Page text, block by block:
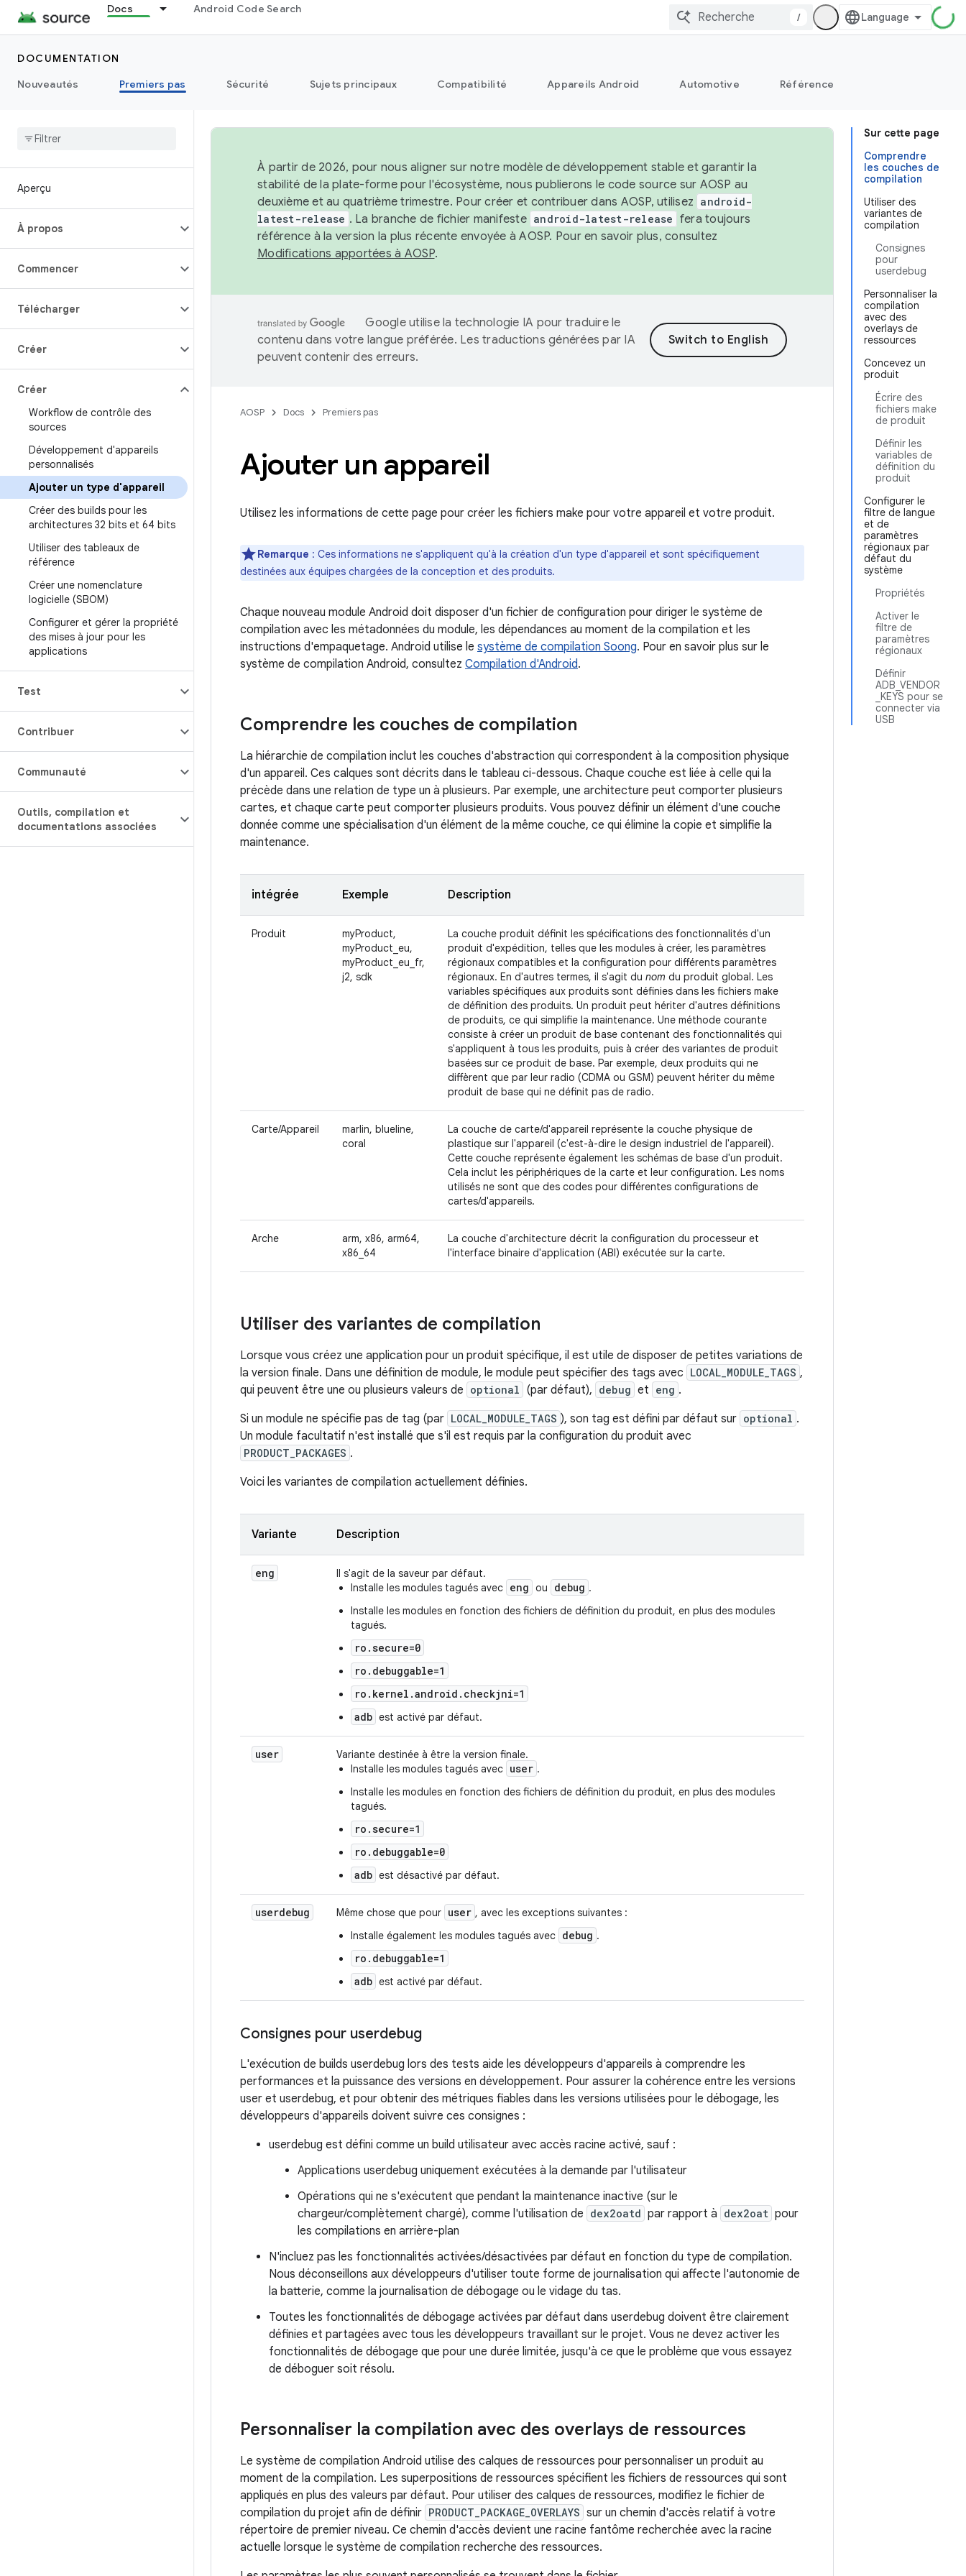
Docs Android Code Search
/
DOCUMENTATION
Nouveautés
Premiers pas Sécurité Sujets principaux Compatibilité Appareils Android Automotive Référence
Aperçu
À propos
Commencer
Télécharger
Créer
Créer
Workflow de contrôle des
sources
Développement d'appareils
personnalisés
Ajouter un type d'appareil
Créer des builds pour les
architectures 32 bits et 64 bits
Utiliser des tableaux de
référence
Créer une nomenclature
logicielle (SBOM)
Configurer et gérer la propriété
des mises à jour pour les
applications
Test
Contribuer
Communauté
Outils, compilation et
documentations associées
Sur cette page
Comprendre
les couches de
compilation
Utiliser des
variantes de
compilation
Consignes
pour
userdebug
Personnaliser la
compilation
avec des
overlays de
ressources
Concevez un
produit
Écrire des
fichiers make
de produit
Définir les
variables de
définition du
produit
Configurer le
filtre de langue
et de
paramètres
régionaux par
défaut du
système
Propriétés
Activer le
filtre de
paramètres
régionaux
Définir
ADB_VENDOR
_KEYS pour se
connecter via
USB
À partir de 2026, pour nous aligner sur notre modèle de développement stable et garantir la
stabilité de la plate-forme pour l'écosystème, nous publierons le code source sur AOSP au
deuxième et au quatrième trimestre. Pour créer et contribuer dans AOSP, utilisez android-
latest-release . La branche de fichier manifeste android-latest-release fera toujours
référence à la version la plus récente envoyée à AOSP. Pour en savoir plus, consultez
Modifications apportées à AOSP.
Google utilise la technologie IA pour traduire le
contenu dans votre langue préférée. Les traductions générées par IA
peuvent contenir des erreurs.
AOSP Docs Premiers pas
Ajouter un appareil
Utilisez les informations de cette page pour créer les fichiers make pour votre appareil et votre produit.
Remarque : Ces informations ne s'appliquent qu'à la création d'un type d'appareil et sont spécifiquement
destinées aux équipes chargées de la conception et des produits.
Chaque nouveau module Android doit disposer d'un fichier de configuration pour diriger le système de
compilation avec les métadonnées du module, les dépendances au moment de la compilation et les
instructions d'empaquetage. Android utilise le système de compilation Soong. Pour en savoir plus sur le
système de compilation Android, consultez Compilation d'Android.
Comprendre les couches de compilation
La hiérarchie de compilation inclut les couches d'abstraction qui correspondent à la composition physique
d'un appareil. Ces calques sont décrits dans le tableau ci-dessous. Chaque couche est liée à celle qui la
précède dans une relation de type un à plusieurs. Par exemple, une architecture peut comporter plusieurs
cartes, et chaque carte peut comporter plusieurs produits. Vous pouvez définir un élément d'une couche
donnée comme une spécialisation d'un élément de la même couche, ce qui élimine la copie et simplifie la
maintenance.
intégrée Exemple Description
Produit
myProduct,
myProduct_eu,
myProduct_eu_fr,
j2, sdk
La couche produit définit les spécifications des fonctionnalités d'un
produit d'expédition, telles que les modules à créer, les paramètres
régionaux compatibles et la configuration pour différents paramètres
régionaux. En d'autres termes, il s'agit du nom du produit global. Les
variables spécifiques aux produits sont définies dans les fichiers make
de définition des produits. Un produit peut hériter d'autres définitions
de produits, ce qui simplifie la maintenance. Une méthode courante
consiste à créer un produit de base contenant des fonctionnalités qui
s'appliquent à tous les produits, puis à créer des variantes de produit
basées sur ce produit de base. Par exemple, deux produits qui ne
diffèrent que par leur radio (CDMA ou GSM) peuvent hériter du même
produit de base qui ne définit pas de radio.
Carte/Appareil
marlin, blueline,
coral
La couche de carte/d'appareil représente la couche physique de
plastique sur l'appareil (c'est-à-dire le design industriel de l'appareil).
Cette couche représente également les schémas de base d'un produit.
Cela inclut les périphériques de la carte et leur configuration. Les noms
utilisés ne sont que des codes pour différentes configurations de
cartes/d'appareils.
Arche
arm, x86, arm64,
x86_64
La couche d'architecture décrit la configuration du processeur et
l'interface binaire d'application (ABI) exécutée sur la carte.
Utiliser des variantes de compilation
Lorsque vous créez une application pour un produit spécifique, il est utile de disposer de petites variations de
la version finale. Dans une définition de module, le module peut spécifier des tags avec LOCAL_MODULE_TAGS ,
qui peuvent être une ou plusieurs valeurs de optional (par défaut), debug et eng .
Si un module ne spécifie pas de tag (par LOCAL_MODULE_TAGS ), son tag est défini par défaut sur optional .
Un module facultatif n'est installé que s'il est requis par la configuration du produit avec
PRODUCT_PACKAGES .
Voici les variantes de compilation actuellement définies.
Variante Description
eng
Il s'agit de la saveur par défaut.
Installe les modules tagués avec eng ou debug .
Installe les modules en fonction des fichiers de définition du produit, en plus des modules
tagués.
ro.secure=0
ro.debuggable=1
ro.kernel.android.checkjni=1
adb est activé par défaut.
user
Variante destinée à être la version finale.
Installe les modules tagués avec user .
Installe les modules en fonction des fichiers de définition du produit, en plus des modules
tagués.
ro.secure=1
ro.debuggable=0
adb est désactivé par défaut.
userdebug Même chose que pour user , avec les exceptions suivantes :
Installe également les modules tagués avec debug .
ro.debuggable=1
adb est activé par défaut.
Consignes pour userdebug
L'exécution de builds userdebug lors des tests aide les développeurs d'appareils à comprendre les
performances et la puissance des versions en développement. Pour assurer la cohérence entre les versions
user et userdebug, et pour obtenir des métriques fiables dans les versions utilisées pour le débogage, les
développeurs d'appareils doivent suivre ces consignes :
userdebug est défini comme un build utilisateur avec accès racine activé, sauf :
Applications userdebug uniquement exécutées à la demande par l'utilisateur
Opérations qui ne s'exécutent que pendant la maintenance inactive (sur le
chargeur/complètement chargé), comme l'utilisation de dex2oatd par rapport à dex2oat pour
les compilations en arrière-plan
N'incluez pas les fonctionnalités activées/désactivées par défaut en fonction du type de compilation.
Nous déconseillons aux développeurs d'utiliser toute forme de journalisation qui affecte l'autonomie de
la batterie, comme la journalisation de débogage ou le vidage du tas.
Toutes les fonctionnalités de débogage activées par défaut dans userdebug doivent être clairement
définies et partagées avec tous les développeurs travaillant sur le projet. Vous ne devez activer les
fonctionnalités de débogage que pour une durée limitée, jusqu'à ce que le problème que vous essayez
de déboguer soit résolu.
Personnaliser la compilation avec des overlays de ressources
Le système de compilation Android utilise des calques de ressources pour personnaliser un produit au
moment de la compilation. Les superpositions de ressources spécifient les fichiers de ressources qui sont
appliqués en plus des valeurs par défaut. Pour utiliser des calques de ressources, modifiez le fichier de
compilation du projet afin de définir PRODUCT_PACKAGE_OVERLAYS sur un chemin d'accès relatif à votre
répertoire de premier niveau. Ce chemin d'accès devient une racine fantôme recherchée avec la racine
actuelle lorsque le système de compilation recherche des ressources.